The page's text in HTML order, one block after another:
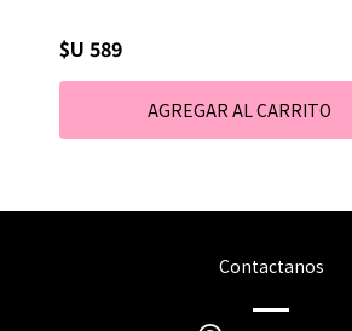
$U 589
Contactanos